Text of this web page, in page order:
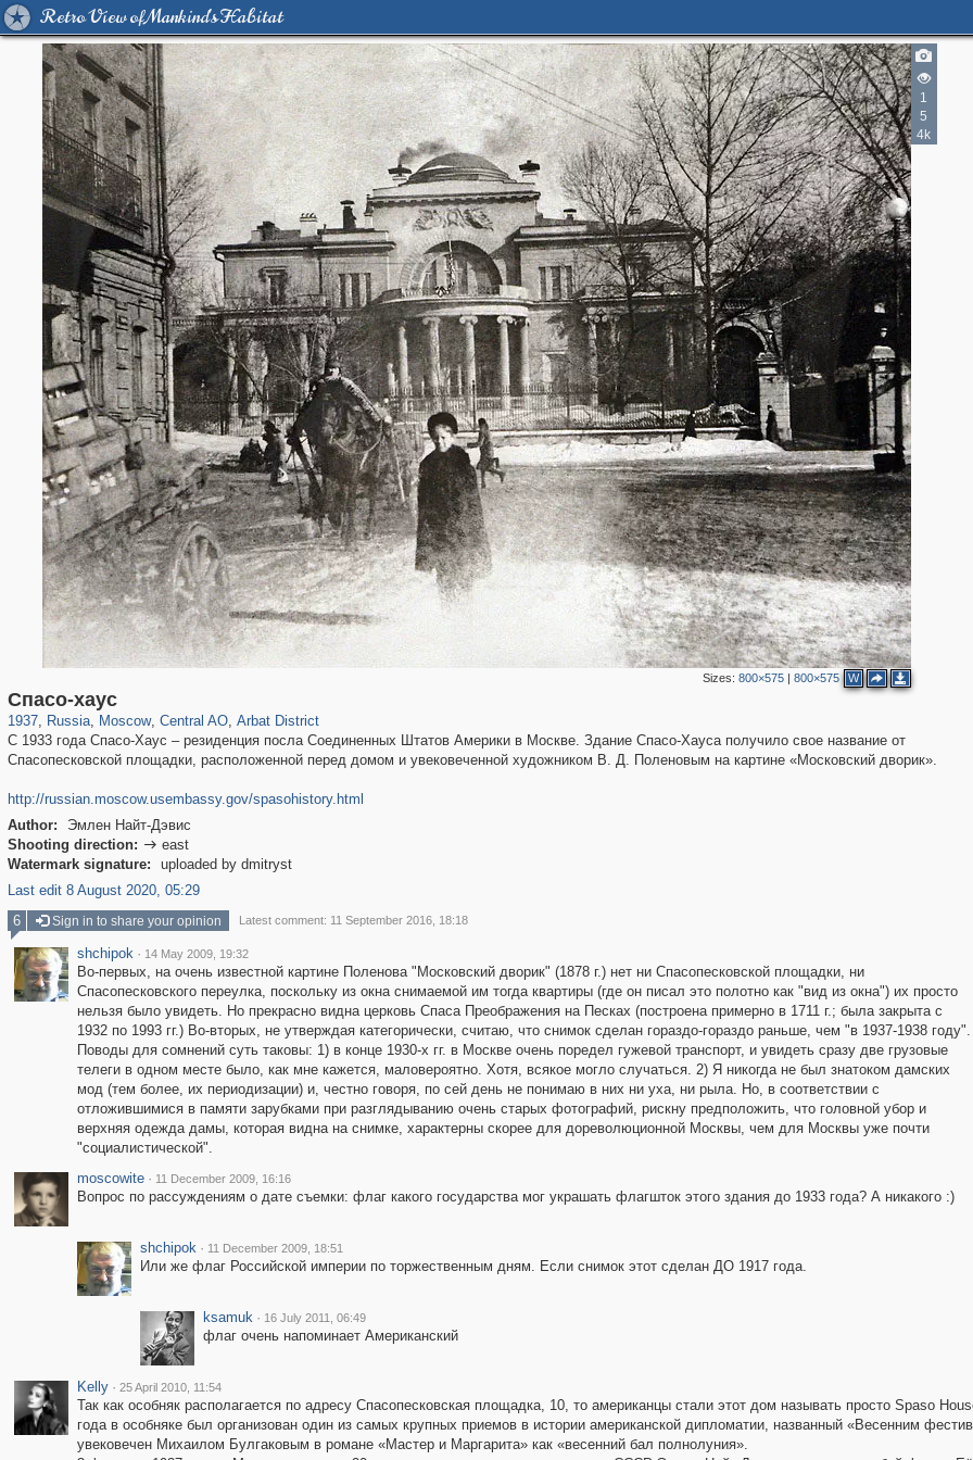
Retro View of Mankind's Habitat
1
5
4k
Sizes: 800×575| 800×575 W
Спасо-хаус
1937, Russia
1,406,756
, Moscow
319,864 8,286
, Central AO
160,011
, Arbat District
С 1933 года Спасо-Хаус – резиденция посла Соединенных Штатов Америки в Москве. Здание Спасо-Хауса получило свое название от
Спасопесковской площадки, расположенной перед домом и увековеченной художником В. Д. Поленовым на картине «Московский дворик».
http://russian.moscow.usembassy.gov/spasohistory.html
Author:
Эмлен Найт-Дэвис
Shooting direction:  east
Watermark signature:
uploaded by dmitryst
Last edit 8 August 2020, 05:29
5
6
Sign in to share your opinion Latest comment: 11 September 2016, 18:18
shchipok · 14 May 2009, 19:32
Во-первых, на очень известной картине Поленова "Московский дворик" (1878 г.) нет ни Спасопесковской площадки, ни
Спасопесковского переулка, поскольку из окна снимаемой им тогда квартиры (где он писал это полотно как "вид из окна") их просто
нельзя было увидеть. Но прекрасно видна церковь Спаса Преображения на Песках (построена примерно в 1711 г.; была закрыта с
1932 по 1993 гг.) Во-вторых, не утверждая категорически, считаю, что снимок сделан гораздо-гораздо раньше, чем "в 1937-1938 году".
Поводы для сомнений суть таковы: 1) в конце 1930-х гг. в Москве очень поредел гужевой транспорт, и увидеть сразу две грузовые
телеги в одном месте было, как мне кажется, маловероятно. Хотя, всякое могло случаться. 2) Я никогда не был знатоком дамских
мод (тем более, их периодизации) и, честно говоря, по сей день не понимаю в них ни уха, ни рыла. Но, в соответствии с
отложившимися в памяти зарубками при разглядыванию очень старых фотографий, рискну предположить, что головной убор и
верхняя одежда дамы, которая видна на снимке, характерны скорее для дореволюционной Москвы, чем для Москвы уже почти
"социалистической".
moscowite · 11 December 2009, 16:16
Вопрос по рассуждениям о дате съемки: флаг какого государства мог украшать флагшток этого здания до 1933 года? А никакого :)
shchipok · 11 December 2009, 18:51
Или же флаг Российской империи по торжественным дням. Если снимок этот сделан ДО 1917 года.
ksamuk · 16 July 2011, 06:49
флаг очень напоминает Американский
Kelly · 25 April 2010, 11:54
Так как особняк располагается по адресу Спасопесковская площадка, 10, то американцы стали этот дом называть просто Spaso
года в особняке был организован один из самых крупных приемов в истории американской дипломатии, названный «Весенним
увековечен Михаилом Булгаковым в романе «Мастер и Маргарита» как «весенний бал полнолуния».